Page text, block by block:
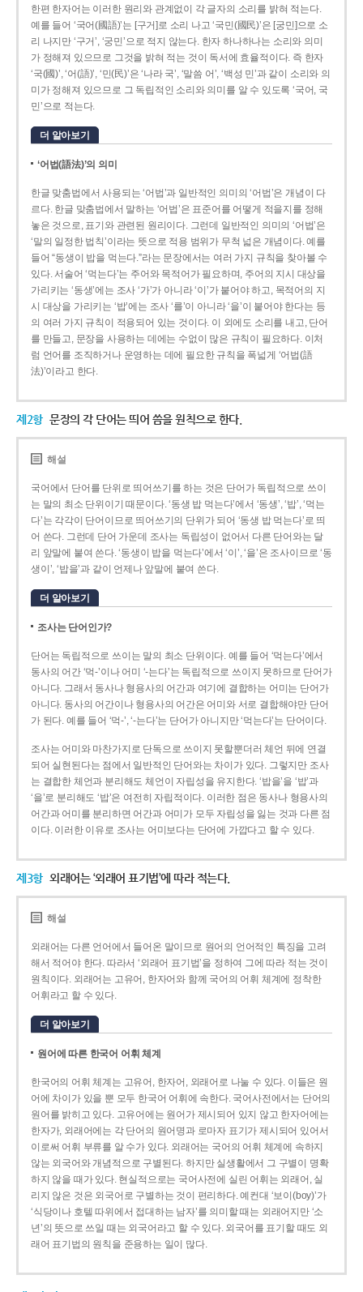
한편 한자어는 이러한 원리와 관계없이 각 글자의 소리를 밝혀 적는다.
예를 들어 ‘국어(國語)’는 [구거]로 소리 나고 ‘국민(國民)’은 [궁민]으로 소
리 나지만 ‘구거’, ‘궁민’으로 적지 않는다. 한자 하나하나는 소리와 의미
가 정해져 있으므로 그것을 밝혀 적는 것이 독서에 효율적이다. 즉 한자
‘국(國)’, ‘어(語)’, ‘민(民)’은 ‘나라 국’, ‘말씀 어’, ‘백성 민’과 같이 소리와 의
미가 정해져 있으므로 그 독립적인 소리와 의미를 알 수 있도록 ‘국어, 국
민’으로 적는다.
더 알아보기
‘어법(語法)’의 의미
한글 맞춤법에서 사용되는 ‘어법’과 일반적인 의미의 ‘어법’은 개념이 다
르다. 한글 맞춤법에서 말하는 ‘어법’은 표준어를 어떻게 적을지를 정해
놓은 것으로, 표기와 관련된 원리이다. 그런데 일반적인 의미의 ‘어법’은
‘말의 일정한 법칙’이라는 뜻으로 적용 범위가 무척 넓은 개념이다. 예를
들어 “동생이 밥을 먹는다.”라는 문장에서는 여러 가지 규칙을 찾아볼 수
있다. 서술어 ‘먹는다’는 주어와 목적어가 필요하며, 주어의 지시 대상을
가리키는 ‘동생’에는 조사 ‘가’가 아니라 ‘이’가 붙어야 하고, 목적어의 지
시 대상을 가리키는 ‘밥’에는 조사 ‘를’이 아니라 ‘을’이 붙어야 한다는 등
의 여러 가지 규칙이 적용되어 있는 것이다. 이 외에도 소리를 내고, 단어
를 만들고, 문장을 사용하는 데에는 수없이 많은 규칙이 필요하다. 이처
럼 언어를 조직하거나 운영하는 데에 필요한 규칙을 폭넓게 ‘어법(語
法)’이라고 한다.
제2항 문장의 각 단어는 띄어 씀을 원칙으로 한다.
해설
국어에서 단어를 단위로 띄어쓰기를 하는 것은 단어가 독립적으로 쓰이
는 말의 최소 단위이기 때문이다. ‘동생 밥 먹는다’에서 ‘동생’, ‘밥’, ‘먹는
다’는 각각이 단어이므로 띄어쓰기의 단위가 되어 ‘동생 밥 먹는다’로 띄
어 쓴다. 그런데 단어 가운데 조사는 독립성이 없어서 다른 단어와는 달
리 앞말에 붙여 쓴다. ‘동생이 밥을 먹는다’에서 ‘이’, ‘을’은 조사이므로 ‘동
생이’, ‘밥을’과 같이 언제나 앞말에 붙여 쓴다.
더 알아보기
조사는 단어인가?
단어는 독립적으로 쓰이는 말의 최소 단위이다. 예를 들어 ‘먹는다’에서
동사의 어간 ‘먹-­’이나 어미 ‘­-는다’는 독립적으로 쓰이지 못하므로 단어가
아니다. 그래서 동사나 형용사의 어간과 여기에 결합하는 어미는 단어가
아니다. 동사의 어간이나 형용사의 어간은 어미와 서로 결합해야만 단어
가 된다. 예를 들어 ‘먹-’, ‘-는다’는 단어가 아니지만 ‘먹는다’는 단어이다.
조사는 어미와 마찬가지로 단독으로 쓰이지 못할뿐더러 체언 뒤에 연결
되어 실현된다는 점에서 일반적인 단어와는 차이가 있다. 그렇지만 조사
는 결합한 체언과 분리해도 체언이 자립성을 유지한다. ‘밥을’을 ‘밥’과
‘을’로 분리해도 ‘밥’은 여전히 자립적이다. 이러한 점은 동사나 형용사의
어간과 어미를 분리하면 어간과 어미가 모두 자립성을 잃는 것과 다른 점
이다. 이러한 이유로 조사는 어미보다는 단어에 가깝다고 할 수 있다.
제3항 외래어는 ‘외래어 표기법’에 따라 적는다.
해설
외래어는 다른 언어에서 들어온 말이므로 원어의 언어적인 특징을 고려
해서 적어야 한다. 따라서 ‘외래어 표기법’을 정하여 그에 따라 적는 것이
원칙이다. 외래어는 고유어, 한자어와 함께 국어의 어휘 체계에 정착한
어휘라고 할 수 있다.
더 알아보기
원어에 따른 한국어 어휘 체계
한국어의 어휘 체계는 고유어, 한자어, 외래어로 나눌 수 있다. 이들은 원
어에 차이가 있을 뿐 모두 한국어 어휘에 속한다. 국어사전에서는 단어의
원어를 밝히고 있다. 고유어에는 원어가 제시되어 있지 않고 한자어에는
한자가, 외래어에는 각 단어의 원어명과 로마자 표기가 제시되어 있어서
이로써 어휘 부류를 알 수가 있다. 외래어는 국어의 어휘 체계에 속하지
않는 외국어와 개념적으로 구별된다. 하지만 실생활에서 그 구별이 명확
하지 않을 때가 있다. 현실적으로는 국어사전에 실린 어휘는 외래어, 실
리지 않은 것은 외국어로 구별하는 것이 편리하다. 예컨대 ‘보이(boy)’가
‘식당이나 호텔 따위에서 접대하는 남자’를 의미할 때는 외래어지만 ‘소
년’의 뜻으로 쓰일 때는 외국어라고 할 수 있다. 외국어를 표기할 때도 외
래어 표기법의 원칙을 준용하는 일이 많다.